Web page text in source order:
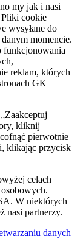
my jak i nasi
Pliki cookie
wysyłane do
momencie.
funkcjonowania
reklam, których
GK
kliknij
pierwotnie
klikając przycisk
celach
W niektórych
nasi partnerzy.
danych